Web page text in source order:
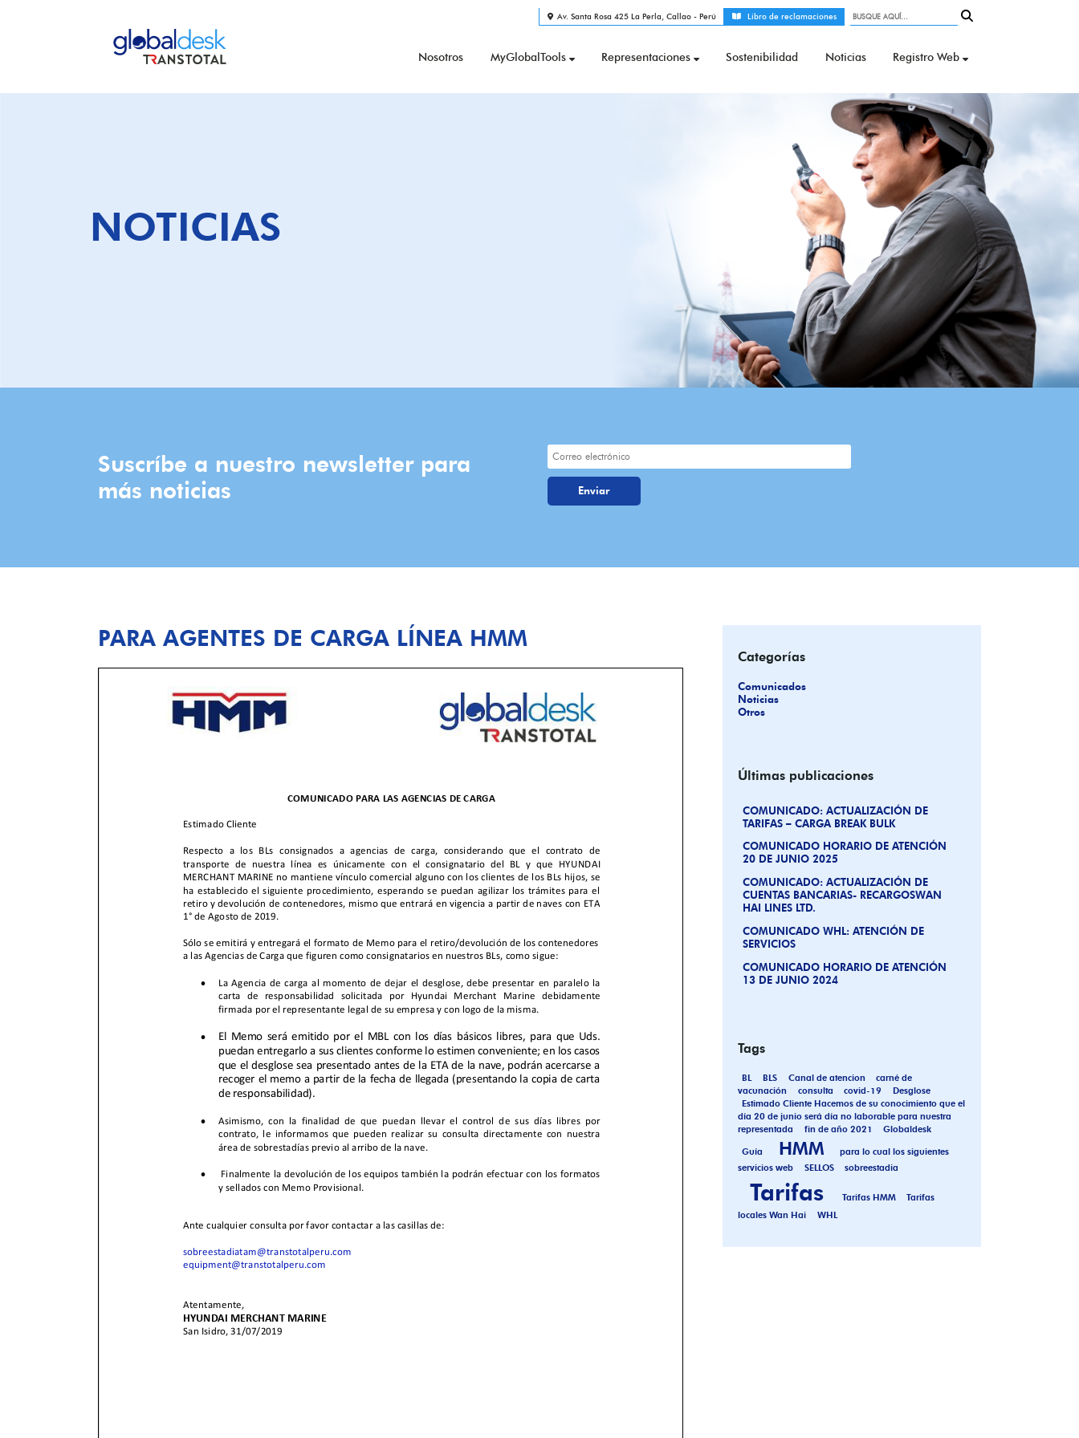
Av. Santa Rosa 425 La Perla, Callao - Perú Libro de reclamaciones
Nosotros MyGlobalTools Representaciones Sostenibilidad Noticias Registro Web
NOTICIAS
Suscríbe a nuestro newsletter para
más noticias
PARA AGENTES DE CARGA LÍNEA HMM
Categorías
Comunicados
Noticias
Otros
Últimas publicaciones
COMUNICADO: ACTUALIZACIÓN DE
TARIFAS – CARGA BREAK BULK
COMUNICADO HORARIO DE ATENCIÓN
20 DE JUNIO 2025
COMUNICADO: ACTUALIZACIÓN DE
CUENTAS BANCARIAS- RECARGOSWAN
HAI LINES LTD.
COMUNICADO WHL: ATENCIÓN DE
SERVICIOS
COMUNICADO HORARIO DE ATENCIÓN
13 DE JUNIO 2024
Tags
BL BLS Canal de atencion
carné de
vacunación
consulta covid-19
Desglose
Estimado Cliente Hacemos de su conocimiento que el
día 20 de junio será día no laborable para nuestra
representada
fin de año 2021 Globaldesk
Guía HMM
para lo cual los siguientes
servicios web
SELLOS sobreestadia
Tarifas Tarifas HMM
Tarifas
locales Wan Hai
WHL